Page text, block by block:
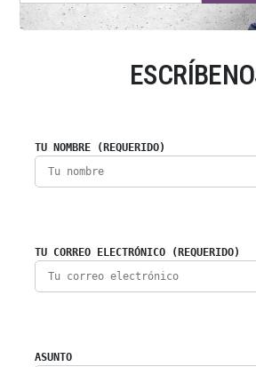
TU NOMBRE (REQUERIDO)
TU CORREO ELECTRÓNICO (REQUERIDO)
ASUNTO